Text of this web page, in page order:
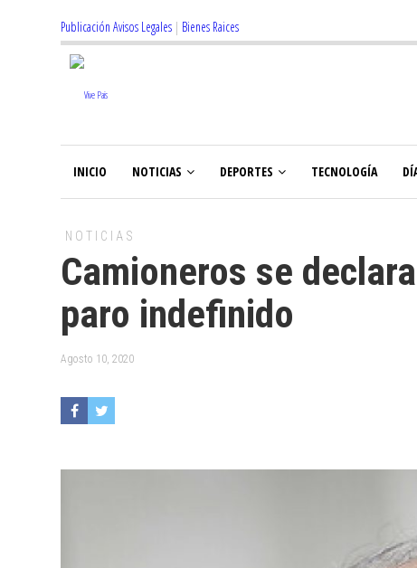
Publicación Avisos Legales | Bienes Raices
INICIO NOTICIAS DEPORTES TECNOLOGÍA
NOTICIAS
Camioneros se
paro indefinido
Agosto 10, 2020